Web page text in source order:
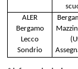
ALER
Bergamo
Lecco
Sondrio